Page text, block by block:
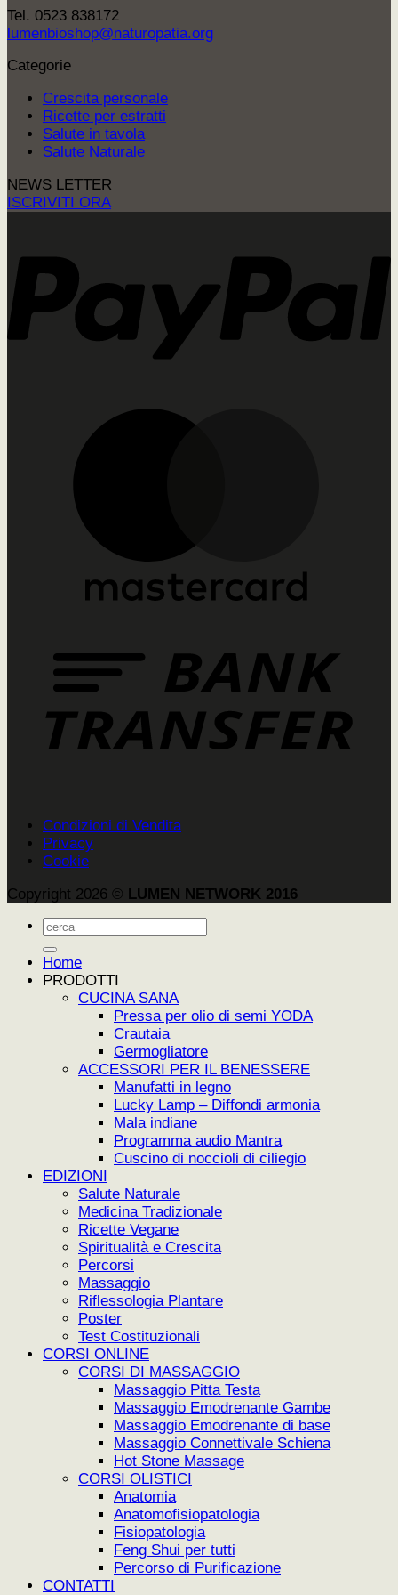
Tel. 0523 838172
lumenbioshop@naturopatia.org
Categorie
Crescita personale
Ricette per estratti
Salute in tavola
Salute Naturale
NEWS LETTER
ISCRIVITI ORA
Condizioni di Vendita
Privacy
Cookie
Copyright 2026 © LUMEN NETWORK 2016
Cerca:
Home
PRODOTTI
CUCINA SANA
Pressa per olio di semi YODA
Crautaia
Germogliatore
ACCESSORI PER IL BENESSERE
Manufatti in legno
Lucky Lamp – Diffondi armonia
Mala indiane
Programma audio Mantra
Cuscino di noccioli di ciliegio
EDIZIONI
Salute Naturale
Medicina Tradizionale
Ricette Vegane
Spiritualità e Crescita
Percorsi
Massaggio
Riflessologia Plantare
Poster
Test Costituzionali
CORSI ONLINE
CORSI DI MASSAGGIO
Massaggio Pitta Testa
Massaggio Emodrenante Gambe
Massaggio Emodrenante di base
Massaggio Connettivale Schiena
Hot Stone Massage
CORSI OLISTICI
Anatomia
Anatomofisiopatologia
Fisiopatologia
Feng Shui per tutti
Percorso di Purificazione
CONTATTI